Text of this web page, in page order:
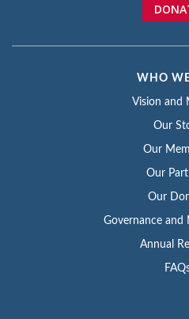
WHO
Vision and
Our
Our
Our
Our
Governance and
Annual